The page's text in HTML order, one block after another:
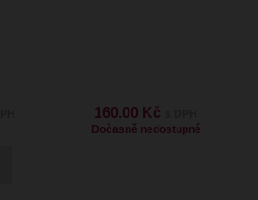
160.00 Kč
Dočasně nedostupné